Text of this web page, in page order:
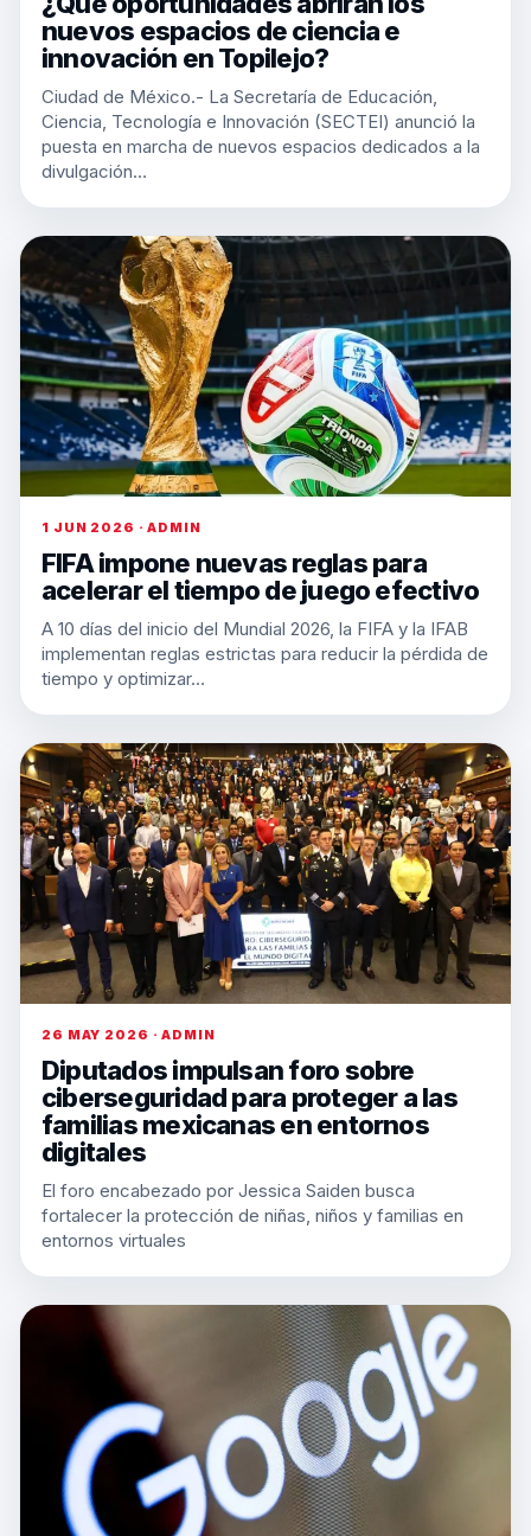
nuevos espacios de ciencia e
innovación en Topilejo?
Ciudad de México.- La Secretaría de Educación,
Ciencia, Tecnología e Innovación (SECTEI) anunció la
puesta en marcha de nuevos espacios dedicados a la
divulgación…
1 JUN 2026 · ADMIN
FIFA impone nuevas reglas para
acelerar el tiempo de juego efectivo
A 10 días del inicio del Mundial 2026, la FIFA y la IFAB
implementan reglas estrictas para reducir la pérdida de
tiempo y optimizar…
26 MAY 2026 · ADMIN
Diputados impulsan foro sobre
ciberseguridad para proteger a las
familias mexicanas en entornos
digitales
El foro encabezado por Jessica Saiden busca
fortalecer la protección de niñas, niños y familias en
entornos virtuales